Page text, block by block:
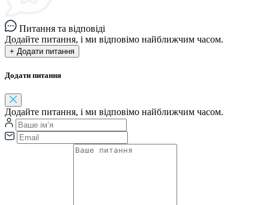
Питання та відповіді
Додайте питання, і ми відповімо найближчим часом.
+ Додати питання
Додати питання
Додайте питання, і ми відповімо найближчим часом.